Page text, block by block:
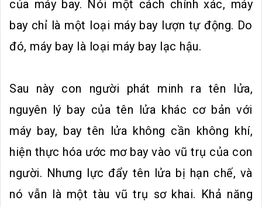
của máy bay. Nói một cách chính xác, máy
bay chỉ là một loại máy bay lượn tự động. Do
đó, máy bay là loại máy bay lạc hậu.
Sau này con người phát minh ra tên lửa,
nguyên lý bay của tên lửa khác cơ bản với
máy bay, bay tên lửa không cần không khí,
hiện thực hóa ước mơ bay vào vũ trụ của con
người. Nhưng lực đẩy tên lửa bị hạn chế, và
nó vẫn là một tàu vũ trụ sơ khai. Khả năng